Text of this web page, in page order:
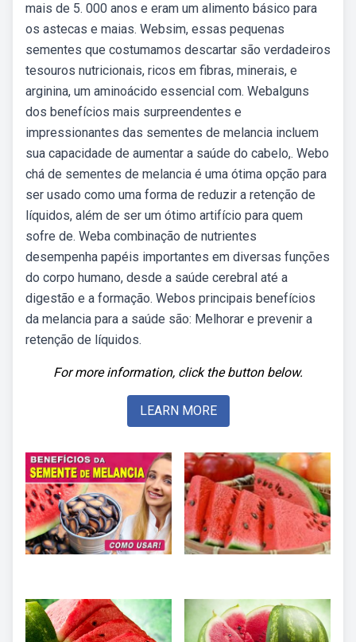
mais de 5. 000 anos e eram um alimento básico para
os astecas e maias. Websim, essas pequenas
sementes que costumamos descartar são verdadeiros
tesouros nutricionais, ricos em fibras, minerais, e
arginina, um aminoácido essencial com. Webalguns
dos benefícios mais surpreendentes e
impressionantes das sementes de melancia incluem
sua capacidade de aumentar a saúde do cabelo,. Webo
chá de sementes de melancia é uma ótima opção para
ser usado como uma forma de reduzir a retenção de
líquidos, além de ser um ótimo artifício para quem
sofre de. Weba combinação de nutrientes
desempenha papéis importantes em diversas funções
do corpo humano, desde a saúde cerebral até a
digestão e a formação. Webos principais benefícios
da melancia para a saúde são: Melhorar e prevenir a
retenção de líquidos.
For more information, click the button below.
LEARN MORE